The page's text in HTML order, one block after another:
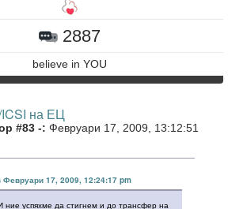
2887
believe in YOU
на ЕЦ
#83 -: Февруари 17, 2009, 13:12:51
Февруари 17, 2009, 12:24:17 pm
ние успяхме да стигнем и до трансфер на